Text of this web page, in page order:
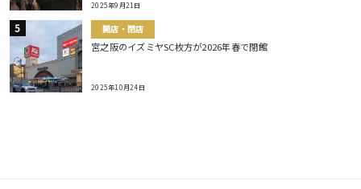
2025年9月21日
開店・閉店
宮之阪のイズミヤSC枚方が2026年春で閉館
2025年10月24日